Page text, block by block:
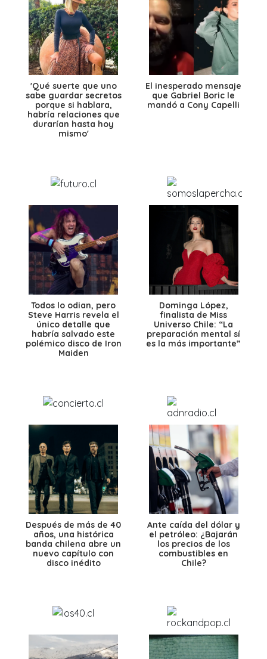
'Qué suerte que uno
sabe guardar secretos
porque si hablara,
habría relaciones que
durarían hasta hoy
mismo'
El inesperado mensaje
que Gabriel Boric le
mandó a Cony Capelli
Todos lo odian, pero
Steve Harris revela el
único detalle que
habría salvado este
polémico disco de Iron
Maiden
Dominga López,
finalista de Miss
Universo Chile: “La
preparación mental sí
es la más importante”
Después de más de 40
años, una histórica
banda chilena abre un
nuevo capítulo con
disco inédito
Ante caída del dólar y
el petróleo: ¿Bajarán
los precios de los
combustibles en
Chile?